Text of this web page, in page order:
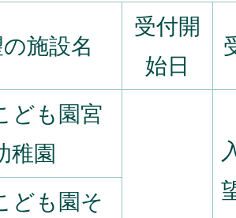
施設名
受付開
始日
ども園宮
稚園
ども園そ